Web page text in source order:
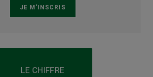
LE CHIFFRE